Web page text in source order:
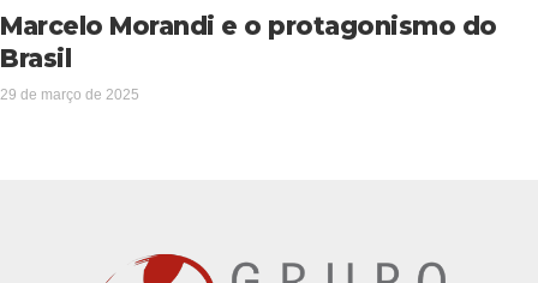
Marcelo Morandi e o protagonismo do
Brasil
29 de março de 2025